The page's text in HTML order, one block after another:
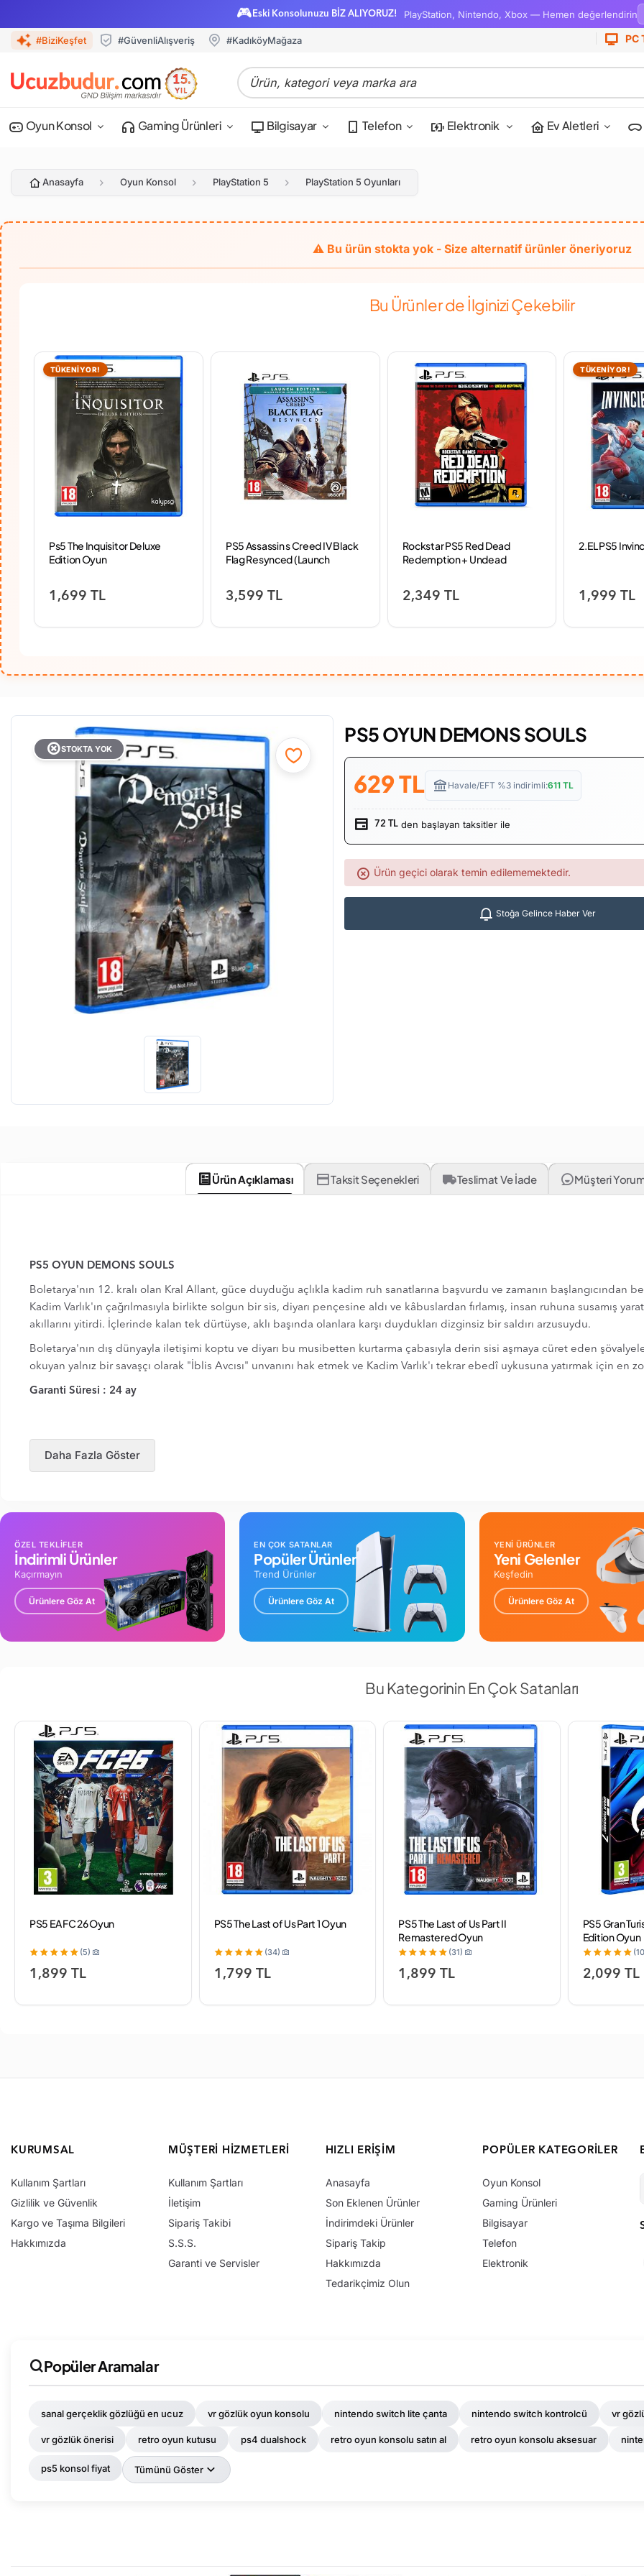
🎮 Eski Konsolunuzu BİZ ALIYORUZ! PlayStation, Nintendo, Xbox — Hemen değerlendirin
#BiziKeşfet #GüvenliAlışveriş #KadıköyMağaza PC
Oyun Konsol Gaming Ürünleri Bilgisayar Telefon Elektronik Ev Aletleri
Anasayfa Oyun Konsol PlayStation 5 PlayStation 5 Oyunları
Bu Ürünler de İlginizi Çekebilir
TÜKENİYOR!
Ps5 The Inquisitor Deluxe
Edition Oyun
1,699 TL
PS5 Assassin s Creed IV Black
Flag Resynced (Launch
3,599 TL
Rockstar PS5 Red Dead
Redemption + Undead
2,349 TL
TÜKENİYOR!
2.EL PS5
1,999 TL
STOKTA YOK
PS5 OYUN DEMONS SOULS
629TL Havale/EFT %3 indirimli:611 TL
72 TL den başlayan taksitler ile
Ürün geçici olarak temin edilememektedir.
Stoğa Gelince Haber Ver
Ürün Açıklaması Taksit Seçenekleri Teslimat Ve İade Müşteri
PS5 OYUN DEMONS SOULS
Boletarya'nın 12. kralı olan Kral Allant, güce duyduğu açlıkla kadim ruh sanatlarına başvurdu ve zamanın başlangıcından
Kadim Varlık'ın çağrılmasıyla birlikte solgun bir sis, diyarı pençesine aldı ve kâbuslardan fırlamış, insan ruhuna susamış
akıllarını yitirdi. İçlerinde kalan tek dürtüyse, aklı başında olanlara karşı duydukları dizginsiz bir saldırı arzusuydu.
Boletarya'nın dış dünyayla iletişimi koptu ve diyarı bu musibetten kurtarma çabasıyla derin sisi aşmaya cüret eden
okuyan yalnız bir savaşçı olarak "İblis Avcısı" unvanını hak etmek ve Kadim Varlık'ı tekrar ebedî uykusuna yatırmak için en
Garanti Süresi : 24 ay
Daha Fazla Göster
ÖZEL TEKLİFLER
İndirimli Ürünler
Kaçırmayın
Ürünlere Göz At
EN ÇOK SATANLAR
Popüler Ürünler
Trend Ürünler
Ürünlere Göz At
YENİ ÜRÜNLER
Yeni Gelenler
Keşfedin
Ürünlere Göz At
Bu Kategorinin En Çok Satanları
PS5 EA FC 26 Oyun
(5)
1,899 TL
PS5 The Last of Us Part 1 Oyun
(34)
1,799 TL
PS5 The Last of Us Part II
Remastered Oyun
(31)
1,899 TL
PS5 Gran
Edition Oyun
2,099 TL
KURUMSAL
Kullanım Şartları
Gizlilik ve Güvenlik
Kargo ve Taşıma Bilgileri
Hakkımızda
MÜŞTERI HIZMETLERI
Kullanım Şartları
İletişim
Sipariş Takibi
S.S.S.
Garanti ve Servisler
HIZLI ERIŞIM
Anasayfa
Son Eklenen Ürünler
İndirimdeki Ürünler
Sipariş Takip
Hakkımızda
Tedarikçimiz Olun
POPÜLER KATEGORILER
Oyun Konsol
Gaming Ürünleri
Bilgisayar
Telefon
Elektronik
Popüler Aramalar
sanal gerçeklik gözlüğü en ucuz vr gözlük oyun konsolu nintendo switch lite çanta nintendo switch kontrolcü vr
vr gözlük önerisi retro oyun kutusu ps4 dualshock retro oyun konsolu satın al retro oyun konsolu aksesuar
ps5 konsol fiyat Tümünü Göster